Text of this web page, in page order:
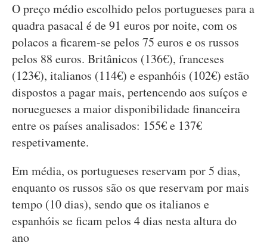
O preço médio escolhido pelos portugueses para a
quadra pasacal é de 91 euros por noite, com os
polacos a ficarem-se pelos 75 euros e os russos
pelos 88 euros. Britânicos (136€), franceses
(123€), italianos (114€) e espanhóis (102€) estão
dispostos a pagar mais, pertencendo aos suíços e
noruegueses a maior disponibilidade financeira
entre os países analisados: 155€ e 137€
respetivamente.
Em média, os portugueses reservam por 5 dias,
enquanto os russos são os que reservam por mais
tempo (10 dias), sendo que os italianos e
espanhóis se ficam pelos 4 dias nesta altura do
ano